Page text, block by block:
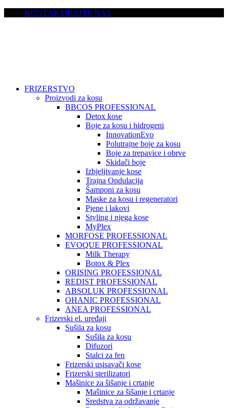
KONTAKTIRAJTE NAS
FRIZERSTVO
Proizvodi za kosu
BBCOS PROFESSIONAL
Detox kose
Boje za kosu i hidrogeni
InnovationEvo
Polutrajne boje za kosu
Boje za trepavice i obrve
Skidači boje
Izbjeljivanje kose
Trajna Ondulacija
Šamponi za kosu
Maske za kosu i regeneratori
Pjene i lakovi
Styling i njega kose
MyPlex
MORFOSE PROFESSIONAL
EVOQUE PROFESSIONAL
Milk Therapy
Botox & Plex
ORISING PROFESSIONAL
REDIST PROFESSIONAL
ABSOLUK PROFESSIONAL
OHANIC PROFESSIONAL
ANEA PROFESSIONAL
Frizerski el. uređaji
Sušila za kosu
Sušila za kosu
Difuzori
Stalci za fen
Frizerski usisavači kose
Frizerski sterilizatori
Mašinice za šišanje i crtanje
Mašinice za šišanje i crtanje
Sredstva za održavanje